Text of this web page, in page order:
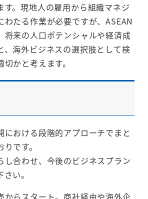
す。現地人の雇用から組織マネジ
わたる作業が必要ですが、ASEAN
将来の人口ポテンシャルや経済成
、海外ビジネスの選択肢として検
かと考えます。
における段階的アプローチでまと
です。
し合わせ、今後のビジネスプラン
い。
からスタート。商社経由や海外企